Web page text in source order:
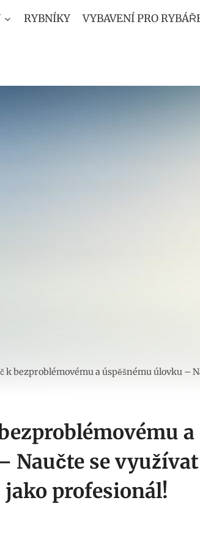
RYBNÍKY VYBAVENÍ PRO
k bezproblémovému a úspěšnému úlovku –
a
Naučte se
profesionál!